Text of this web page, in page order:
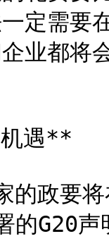
定需要
业都将
遇**
的政要
的G20